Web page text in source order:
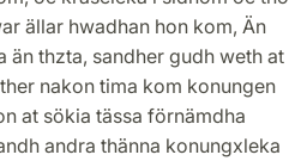
ällar hwadhan hon kom, Än
än thzta, sandher gudh weth at
nakon tima kom konungen
at sökia tässa förnämdha
andra thänna konungxleka